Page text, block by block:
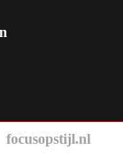
focusopstijl.nl